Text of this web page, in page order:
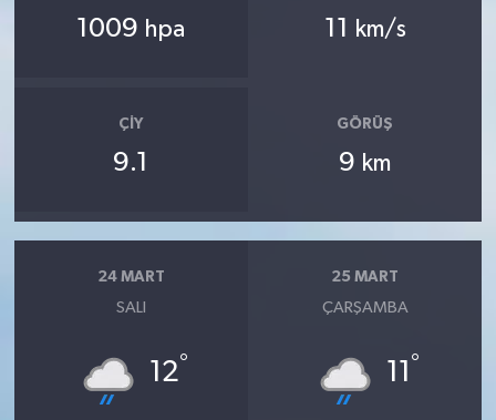
1009 hpa 11 km/s
ÇIY
9.1
GÖRÜŞ
9 km
24 MART
SALI
12°
25 MART
ÇARŞAMBA
11 °